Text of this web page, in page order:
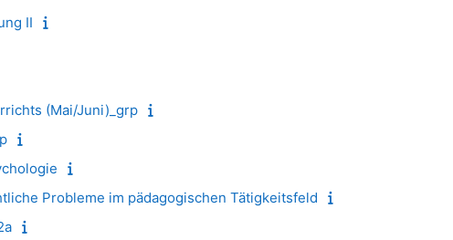
II
(Mai/Juni)_grp
Probleme im pädagogischen Tätigkeitsfeld